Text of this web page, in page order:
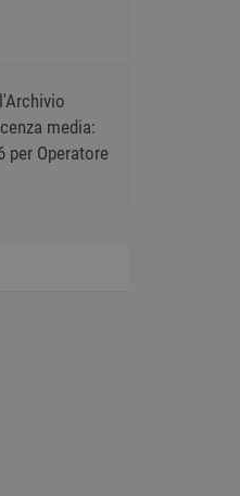
media:
per Operatore